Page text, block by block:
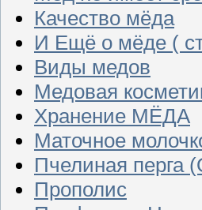
Качество мёда
И Ещё о мёде (
Виды медов
Медовая
Хранение МЁДА
Маточное
Пчелиная перга
Прополис